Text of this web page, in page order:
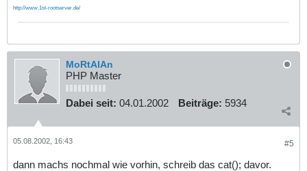
http://www.1st-rootserver.de/
MoRtAlAn
PHP Master
Dabei seit: 04.01.2002 Beiträge: 5934
#5
05.08.2002, 16:43
dann machs nochmal wie vorhin, schreib das cat(); davor.